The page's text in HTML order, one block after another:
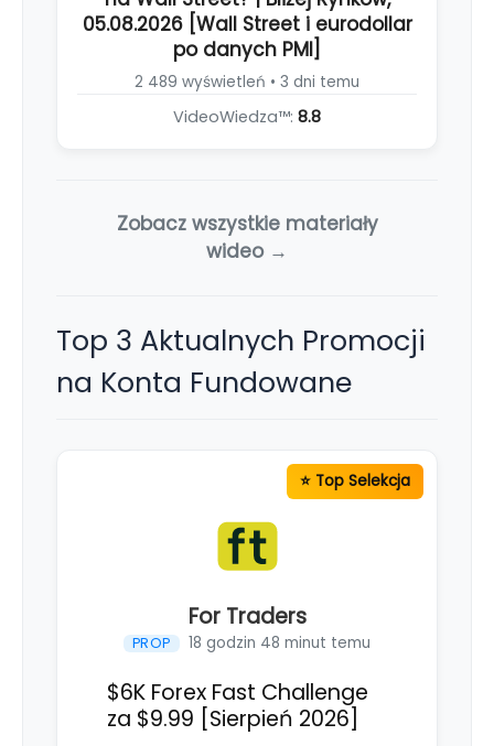
05.08.2026 [Wall Street i eurodollar
po danych PMI]
2 489 wyświetleń • 3 dni temu
VideoWiedza™: 8.8
Zobacz wszystkie materiały
wideo →
Top 3 Aktualnych Promocji
na Konta Fundowane
For Traders
PROP 18 godzin 48 minut temu
$6K Forex Fast Challenge
za $9.99 [Sierpień 2026]